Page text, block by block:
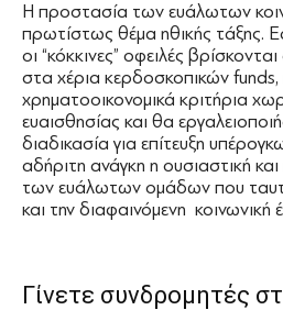
Η προστασία των ευάλωτων
πρωτίστως θέμα ηθικής τάξης.
οι “κόκκινες” οφειλές
στα χέρια κερδοσκοπικών
χρηματοοικονομικά κριτήρια
ευαισθησίας και θα
διαδικασία για επίτευξη
αδήριτη ανάγκη η ουσιαστική
των ευάλωτων ομάδων που
και την διαφαινόμενη κοινωνική
Γίνετε συνδρομητές